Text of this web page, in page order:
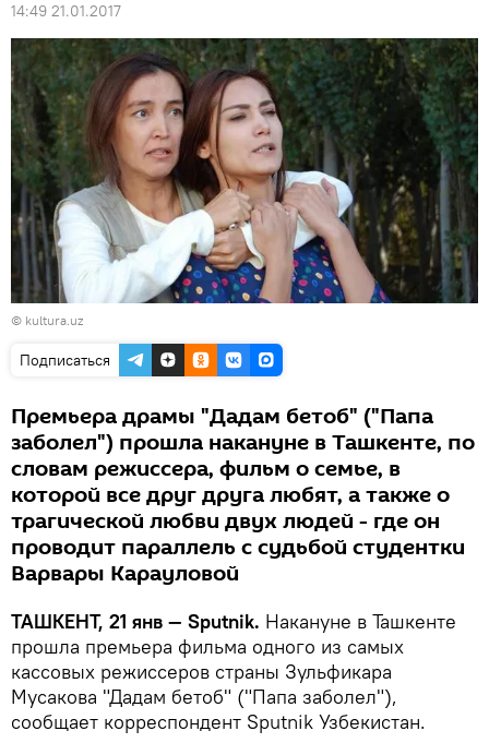
14:49 21.01.2017
© kultura.uz
Подписаться
Премьера драмы "Дадам бетоб" ("Папа
заболел") прошла накануне в Ташкенте, по
словам режиссера, фильм о семье, в
которой все друг друга любят, а также о
трагической любви двух людей - где он
проводит параллель с судьбой студентки
Варвары Карауловой
ТАШКЕНТ, 21 янв — Sputnik. Накануне в Ташкенте
прошла премьера фильма одного из самых
кассовых режиссеров страны Зульфикара
Мусакова "Дадам бетоб" ("Папа заболел"),
сообщает корреспондент Sputnik Узбекистан.